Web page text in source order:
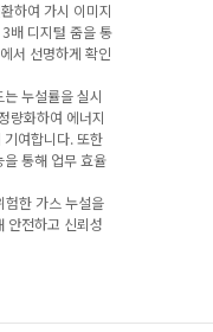
하여 가시 이미지
배 디지털 줌을 통
서 선명하게 확인
누설률을 실시
량화하여 에너지
여합니다. 또한
통해 업무 효율
험한 가스 누설을
안전하고 신뢰성